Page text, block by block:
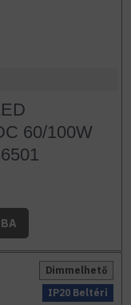
60/100W
IP20 Beltéri
Dimmelhető